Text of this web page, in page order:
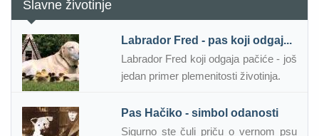
Slavne životinje
Labrador Fred - pas koji odgaj...
Labrador Fred koji odgaja pačiće - još
jedan primer plemenitosti životinja.
Pas Hačiko - simbol odanosti
Sigurno ste čuli priču o vernom psu